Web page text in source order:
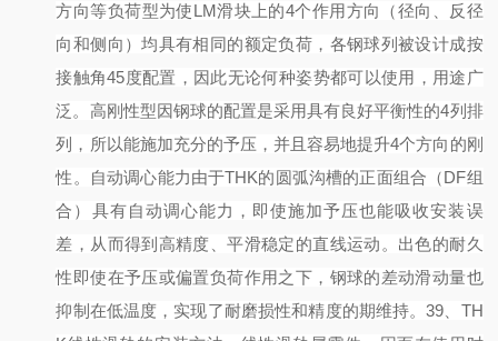
方向等负荷型为使LM滑块上的4个作用方向（径向、反径
向和侧向）均具有相同的额定负荷，各钢球列被设计成按
接触角45度配置，因此无论何种姿势都可以使用，用途广
泛。 高刚性型因钢球的配置是采用具有良好平衡性的4列排
列，所以能施加充分的予压，并且容易地提升4个方向的刚
性。
自动调心能力由于THK的圆弧沟槽的正面组合（DF组
合）具有自动调心能力，即使施加予压也能吸收安装误
差，从而得到高精度、平滑稳定的直线运动。 出色的耐久
性即使在予压或偏置负荷作用之下，钢球的差动滑动量也
抑制在低温度，实现了耐磨损性和精度的期维持。39
TH